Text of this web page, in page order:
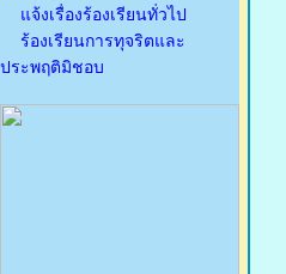
แจ้งเรื่องร้องเรียนทั่วไป
ร้องเรียนการทุจริตและ
ประพฤติมิชอบ